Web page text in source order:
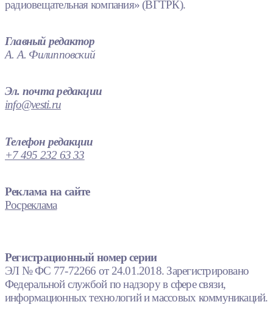
радиовещательная компания» (ВГТРК).
Главный редактор
А. А. Филипповский
Эл. почта редакции
info@vesti.ru
Телефон редакции
+7 495 232 63 33
Реклама на сайте
Росреклама
Регистрационный номер серии
ЭЛ № ФС 77-72266 от 24.01.2018. Зарегистрировано
Федеральной службой по надзору в сфере связи,
информационных технологий и массовых коммуникаций.